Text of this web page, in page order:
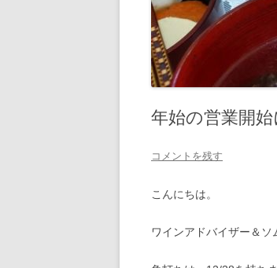
年始の営業開
コメントを残す
こんにちは。
ワインアドバイザー＆ソ